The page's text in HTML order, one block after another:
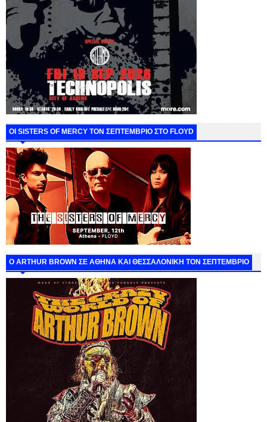
ΟΙ SISTERS OF MERCY ΤΟΝ ΣΕΠΤΕΜΒΡΙΟ ΣΤΟ FLOYD
O ARTHUR BROWN ΣΕ ΑΘΗΝΑ ΚΑΙ ΘΕΣΣΑΛΟΝΙΚΗ ΤΟΝ ΣΕΠΤΕΜΒΡΙΟ